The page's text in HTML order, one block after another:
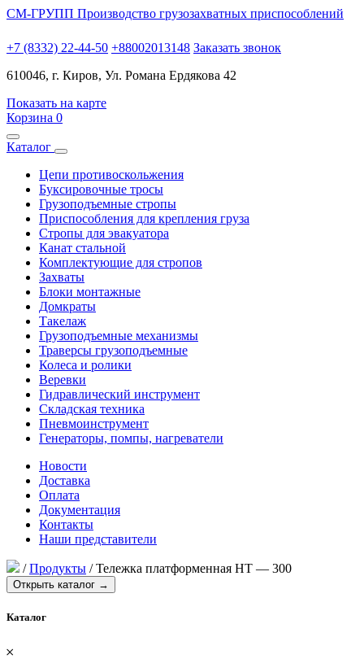
СМ-ГРУПП Производство грузозахватных приспособлений
+7 (8332) 22-44-50 +88002013148 Заказать звонок
610046, г. Киров, Ул. Романа Ердякова 42
Показать на карте
Корзина 0
Каталог
Цепи противоскольжения
Буксировочные тросы
Грузоподъемные стропы
Приспособления для крепления груза
Стропы для эвакуатора
Канат стальной
Комплектующие для стропов
Захваты
Блоки монтажные
Домкраты
Такелаж
Грузоподъемные механизмы
Траверсы грузоподъемные
Колеса и ролики
Веревки
Гидравлический инструмент
Складская техника
Пневмоинструмент
Генераторы, помпы, нагреватели
Новости
Доставка
Оплата
Документация
Контакты
Наши представители
/Продукты /Тележка платформенная НТ — 300
Открыть каталог →
Каталог
𐄂